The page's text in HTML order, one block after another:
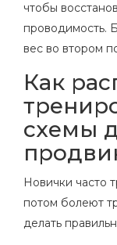
чтобы
проводимость.
вес во втором
Как
схемы
Новички часто
потом болеют
делать